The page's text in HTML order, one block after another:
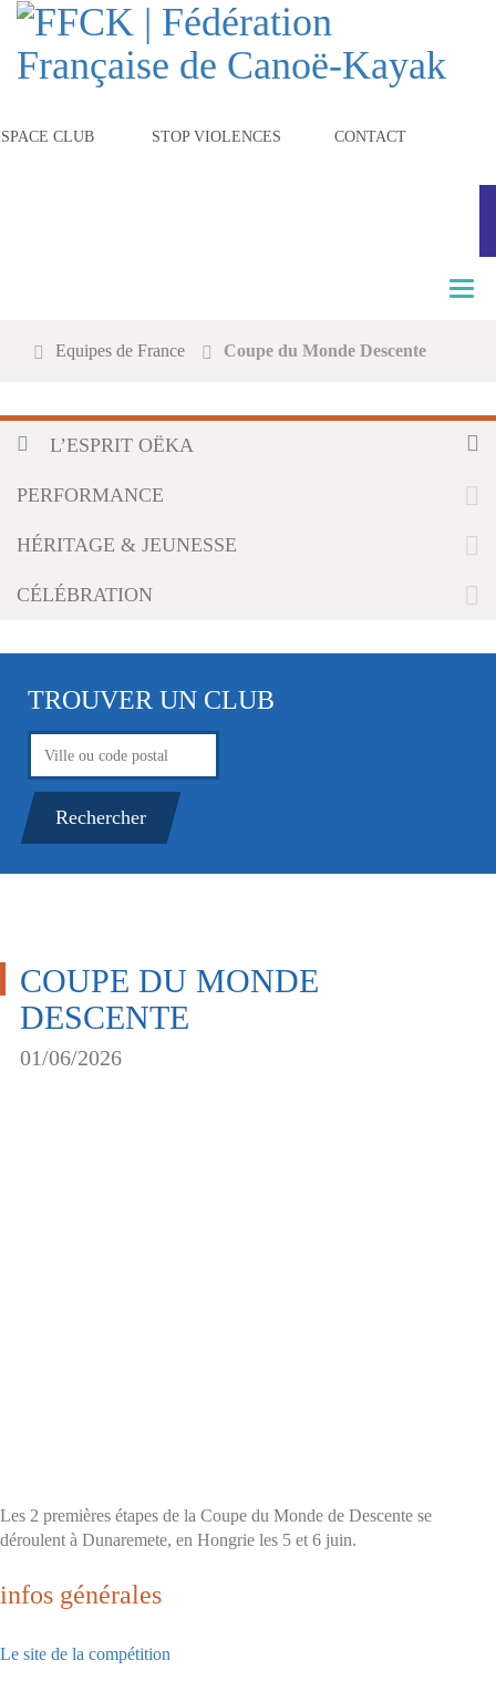
CLUB STOP VIOLENCES CONTACT
T
n
g
Equipes de France Coupe du Monde Descente
L’ESPRIT OËKA
PERFORMANCE
HÉRITAGE & JEUNESSE
CÉLÉBRATION
TROUVER UN CLUB
COUPE DU MONDE
DESCENTE
01/06/2026
Les 2 premières étapes de la Coupe du Monde de Descente se
déroulent à Dunaremete, en Hongrie les 5 et 6 juin.
infos générales
Le site de la compétition